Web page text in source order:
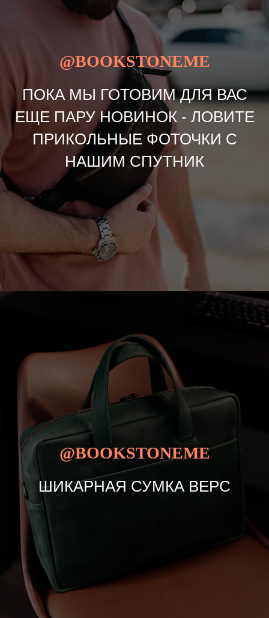
@BOOKSTONEME
ПОКА МЫ ГОТОВИМ ДЛЯ ВАС
ЕЩЕ ПАРУ НОВИНОК - ЛОВИТЕ
ПРИКОЛЬНЫЕ ФОТОЧКИ С
НАШИМ СПУТНИК
@BOOKSTONEME
ШИКАРНАЯ СУМКА ВЕРС